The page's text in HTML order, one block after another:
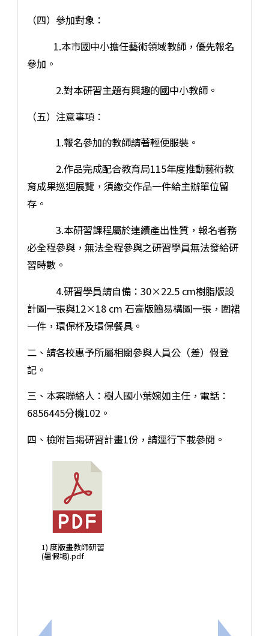
（四）參加對象：
1.本市國中小擔任藝術領域教師，優先報名
參加。
2.對本研習主題有興趣的國中小教師。
（五）注意事項：
1.報名參加的教師請著輕便服裝。
2.作品完成配合教育局115年度推動藝術教
育成果巡迴展覽，須繳交作品一件給主辦單位留
存。
3.本研習課程屬於連續產出性質，報名者務
必全程參與，無法全程參與之研習學員無法發給研
習時數。
4.研習學員請自備：30×22.5 cm樹脂版設
計圖一張與12×18 cm 石膏版簡易構圖一張，圍裙
一件，環保杯及環保餐具。
二、請各校惠予所屬相關參與人員公（差）假登
記。
三、本案聯絡人：樹人國小葉婉如主任，電話：
6856445分機102。
四、檢附旨揭研習計畫1份，請逕行下載參閱。
1) 度版畫教師研習
(暑假場).pdf